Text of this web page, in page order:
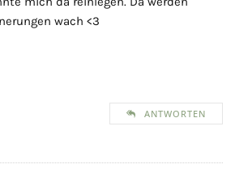
wach <3
ANTWORTEN